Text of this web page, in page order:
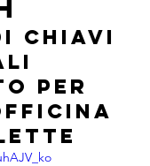
chiavi
per